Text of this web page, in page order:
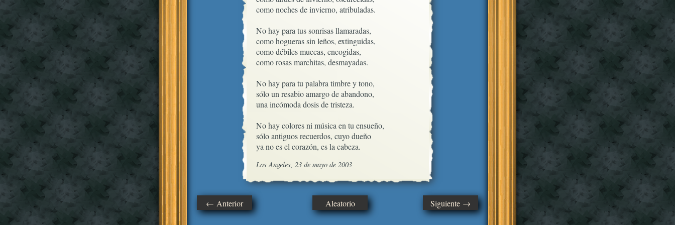
como noches de invierno, atribuladas.
No hay para tus sonrisas llamaradas,
como hogueras sin leños, extinguidas,
como débiles muecas, encogidas,
como rosas marchitas, desmayadas.
No hay para tu palabra timbre y tono,
sólo un resabio amargo de abandono,
una incómoda dosis de tristeza.
No hay colores ni música en tu ensueño,
sólo antiguos recuerdos, cuyo dueño
ya no es el corazón, es la cabeza.
Los Angeles, 23 de mayo de 2003
← Anterior Aleatorio Siguiente →